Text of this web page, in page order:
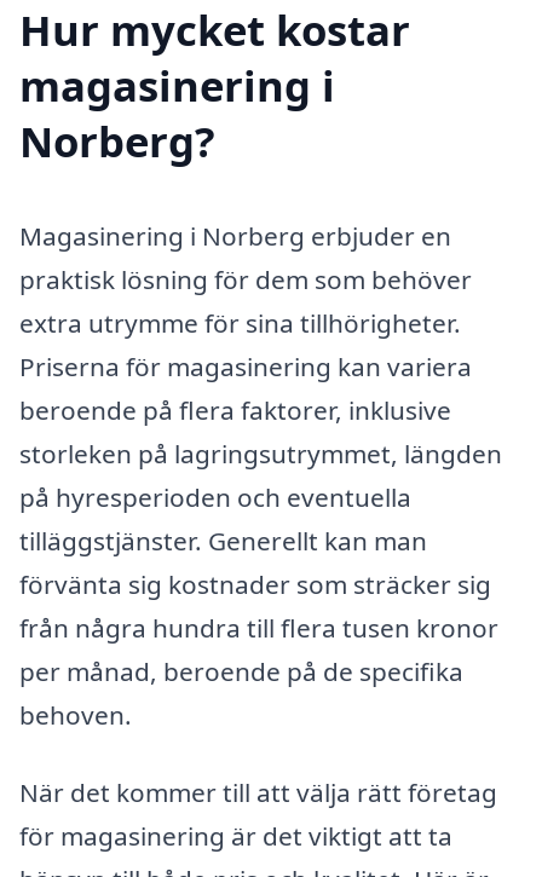
Hur mycket kostar
magasinering i
Norberg?
Magasinering i Norberg erbjuder en
praktisk lösning för dem som behöver
extra utrymme för sina tillhörigheter.
Priserna för magasinering kan variera
beroende på flera faktorer, inklusive
storleken på lagringsutrymmet, längden
på hyresperioden och eventuella
tilläggstjänster. Generellt kan man
förvänta sig kostnader som sträcker sig
från några hundra till flera tusen kronor
per månad, beroende på de specifika
behoven.
När det kommer till att välja rätt företag
för magasinering är det viktigt att ta